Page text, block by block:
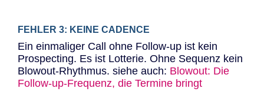
FEHLER 3: KEINE CADENCE
Ein einmaliger Call ohne Follow-up ist kein
Prospecting. Es ist Lotterie. Ohne Sequenz kein
Blowout-Rhythmus. siehe auch: Blowout: Die
Follow-up-Frequenz, die Termine bringt